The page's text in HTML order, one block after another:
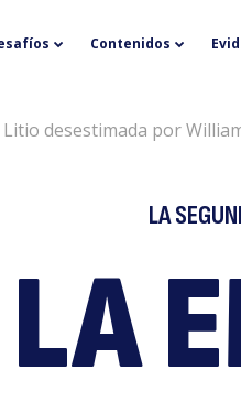
Contenidos
desestimada por
LA